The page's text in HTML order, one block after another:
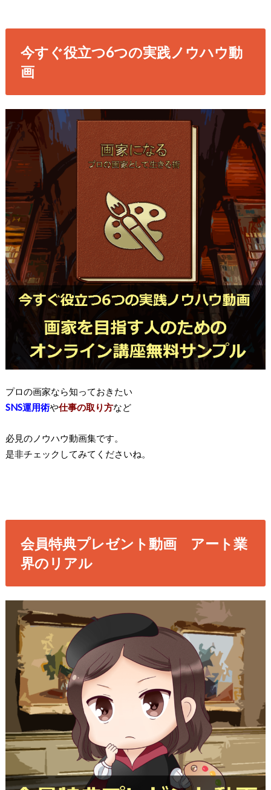
今すぐ役立つ6つの実践ノウハウ動
画
プロの画家なら知っておきたい
SNS運用術や仕事の取り方など
必見のノウハウ動画集です。
是非チェックしてみてくださいね。
会員特典プレゼント動画 アート業
界のリアル